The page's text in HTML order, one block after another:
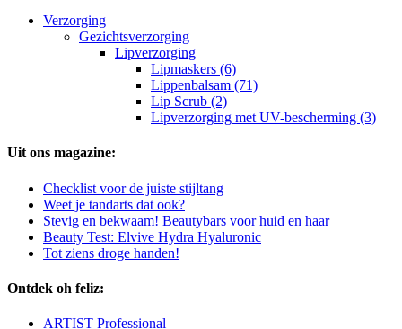
Verzorging
Gezichtsverzorging
Lipverzorging
Lipmaskers (6)
Lippenbalsam (71)
Lip Scrub (2)
Lipverzorging met UV-bescherming (3)
Uit ons magazine:
Checklist voor de juiste stijltang
Weet je tandarts dat ook?
Stevig en bekwaam! Beautybars voor huid en haar
Beauty Test: Elvive Hydra Hyaluronic
Tot ziens droge handen!
Ontdek oh feliz:
ARTIST Professional